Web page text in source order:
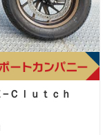
Ｃｌｕｔｃｈ